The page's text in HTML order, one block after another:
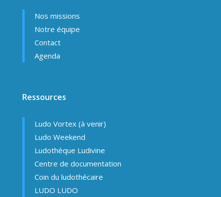
Nos missions
Notre équipe
Contact
Agenda
Ressources
Ludo Vortex (à venir)
Ludo Weekend
Ludothèque Ludivine
Centre de documentation
Coin du ludothécaire
LUDO LUDO